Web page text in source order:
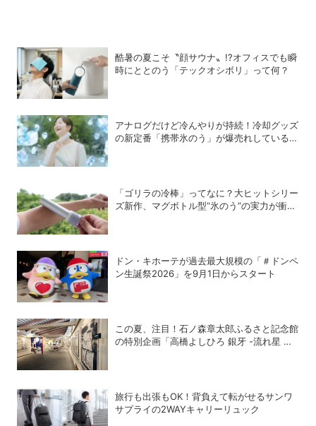
酷暑の夏こそ〝顔サウナ〟!?オフィスでも瞬
時にととのう「テックオシボリ」って何？
アナログだけど冷んやりが持続！冷却グッズ
の新定番「携帯氷のう」が爆売れしている理
「ゴリラの冷棒」ってなに？大ヒットシリー
ズ新作、マグボトル型“氷のう”の実力が衝撃
ドン・キホーテが過去最大規模の「＃ドンペ
ン生誕祭2026」を9月1日からスタート
この夏、注目！石ノ森章太郎ふるさと記念館
の特別企画「高橋よしひろ 銀牙 -流れ星 銀-
旅行も出張もOK！背負えて転がせるサンワ
サプライの2WAYキャリーリュック